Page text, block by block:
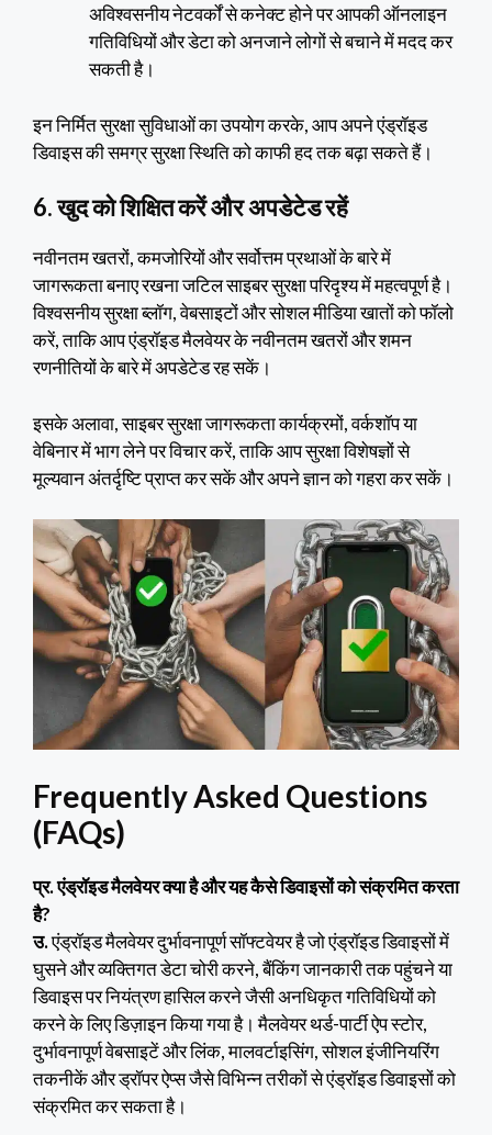
अविश्वसनीय नेटवर्कों से कनेक्ट होने पर आपकी ऑनलाइन
गतिविधियों और डेटा को अनजाने लोगों से बचाने में मदद कर
सकती है।
इन निर्मित सुरक्षा सुविधाओं का उपयोग करके, आप अपने एंड्रॉइड
डिवाइस की समग्र सुरक्षा स्थिति को काफी हद तक बढ़ा सकते हैं।
6. खुद को शिक्षित करें और अपडेटेड रहें
नवीनतम खतरों, कमजोरियों और सर्वोत्तम प्रथाओं के बारे में
जागरूकता बनाए रखना जटिल साइबर सुरक्षा परिदृश्य में महत्वपूर्ण है।
विश्वसनीय सुरक्षा ब्लॉग, वेबसाइटों और सोशल मीडिया खातों को फॉलो
करें, ताकि आप एंड्रॉइड मैलवेयर के नवीनतम खतरों और शमन
रणनीतियों के बारे में अपडेटेड रह सकें।
इसके अलावा, साइबर सुरक्षा जागरूकता कार्यक्रमों, वर्कशॉप या
वेबिनार में भाग लेने पर विचार करें, ताकि आप सुरक्षा विशेषज्ञों से
मूल्यवान अंतर्दृष्टि प्राप्त कर सकें और अपने ज्ञान को गहरा कर सकें।
Frequently Asked Questions
(FAQs)
प्र. एंड्रॉइड मैलवेयर क्या है और यह कैसे डिवाइसों को संक्रमित करता
है?
उ.एंड्रॉइड मैलवेयर दुर्भावनापूर्ण सॉफ्टवेयर है जो एंड्रॉइड डिवाइसों में
घुसने और व्यक्तिगत डेटा चोरी करने, बैंकिंग जानकारी तक पहुंचने या
डिवाइस पर नियंत्रण हासिल करने जैसी अनधिकृत गतिविधियों को
करने के लिए डिज़ाइन किया गया है। मैलवेयर थर्ड-पार्टी ऐप स्टोर,
दुर्भावनापूर्ण वेबसाइटें और लिंक, मालवर्टाइसिंग, सोशल इंजीनियरिंग
तकनीकें और ड्रॉपर ऐप्स जैसे विभिन्न तरीकों से एंड्रॉइड डिवाइसों को
संक्रमित कर सकता है।